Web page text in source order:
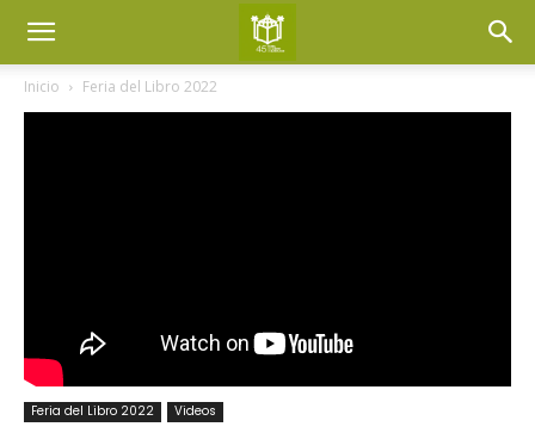
Inicio Feria del Libro 2022
Feria del Libro 2022 Videos